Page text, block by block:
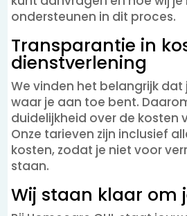
ondersteunen in dit proces.
Transparantie in
dienstverlening
We vinden het belangrijk dat
waar je aan toe bent.
duidelijkheid over de kosten
Onze tarieven zijn inclusief
kosten, zodat je niet voor
staan.
Wij staan klaar om